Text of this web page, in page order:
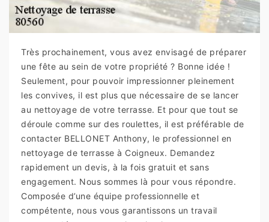
Très prochainement, vous avez envisagé de préparer
une fête au sein de votre propriété ? Bonne idée !
Seulement, pour pouvoir impressionner pleinement
les convives, il est plus que nécessaire de se lancer
au nettoyage de votre terrasse. Et pour que tout se
déroule comme sur des roulettes, il est préférable de
contacter BELLONET Anthony, le professionnel en
nettoyage de terrasse à Coigneux. Demandez
rapidement un devis, à la fois gratuit et sans
engagement. Nous sommes là pour vous répondre.
Composée d’une équipe professionnelle et
compétente, nous vous garantissons un travail